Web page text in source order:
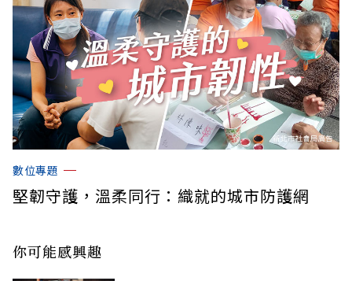
數位專題
堅韌守護，溫柔同行：織就的城市防護網
你可能感興趣